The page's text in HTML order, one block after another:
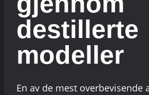
destillerte
modeller
En av de mest overbevisende